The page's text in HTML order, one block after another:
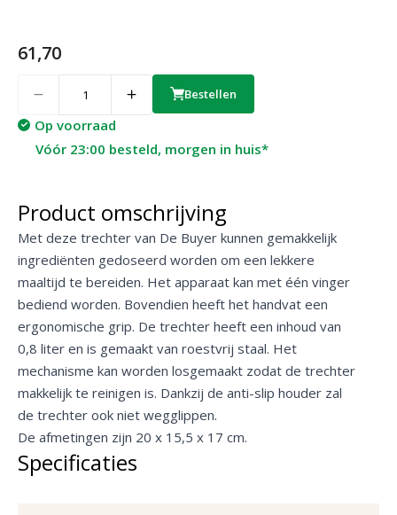
61,70
Bestellen
Op voorraad
Vóór 23:00 besteld, morgen in huis*
Product omschrijving
Met deze trechter van De Buyer kunnen gemakkelijk
ingrediënten gedoseerd worden om een lekkere
maaltijd te bereiden. Het apparaat kan met één vinger
bediend worden. Bovendien heeft het handvat een
ergonomische grip. De trechter heeft een inhoud van
0,8 liter en is gemaakt van roestvrij staal. Het
mechanisme kan worden losgemaakt zodat de trechter
makkelijk te reinigen is. Dankzij de anti-slip houder zal
de trechter ook niet wegglippen.
De afmetingen zijn 20 x 15,5 x 17 cm.
Specificaties